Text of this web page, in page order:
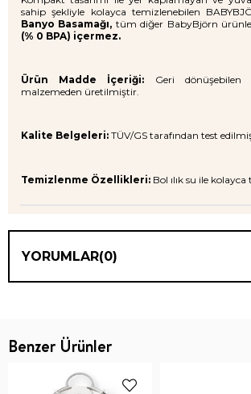
sahip şekliyle kolayca temizlenebilen
Banyo Basamağı, tüm diğer BabyBjörn
(% 0 BPA) içermez.
Ürün Madde İçeriği: Geri dönüşebilen
malzemeden üretilmiştir.
Kalite Belgeleri: TÜV/GS tarafından test
Temizlenme Özellikleri: Bol ılık su ile
YORUMLAR(0)
Benzer Ürünler